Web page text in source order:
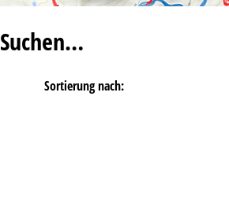
Suchen…
Sortierung nach: